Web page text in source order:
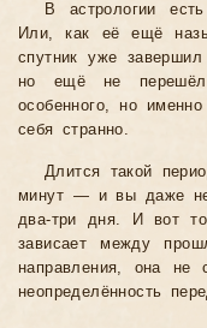
В астрологии
Или, как её ещё
спутник уже
но ещё не
особенного, но
себя странно.
Длится такой
минут — и вы даже не
два-три дня. И вот
зависает между
направления, она
неопределённость